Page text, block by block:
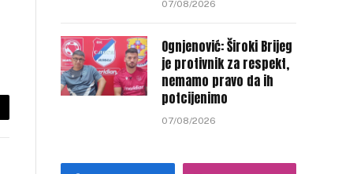
07/08/2026
Ognjenović: Široki Brijeg
je protivnik za respekt,
nemamo pravo da ih
potcijenimo
07/08/2026